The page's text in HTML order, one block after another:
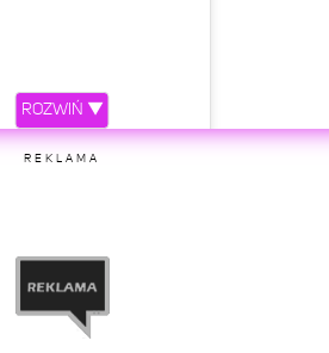
ROZWIŃ ▼
REKLAMA